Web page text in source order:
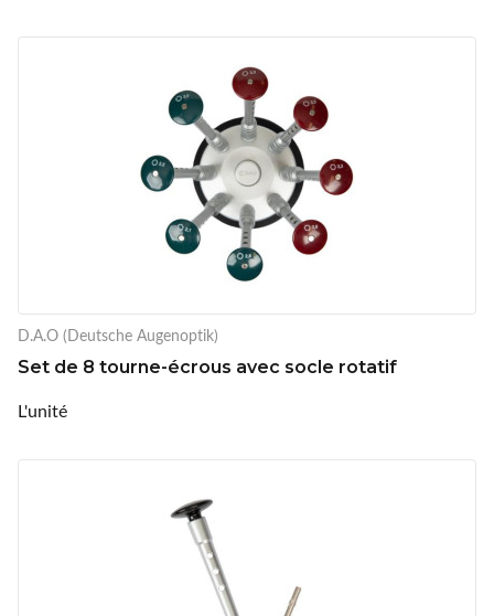
D.A.O (Deutsche Augenoptik)
Set de 8 tourne-écrous avec socle rotatif
L'unité